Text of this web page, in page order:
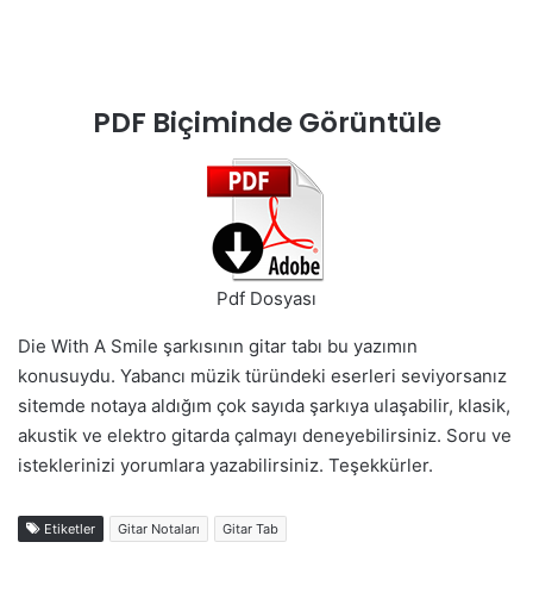
PDF Biçiminde Görüntüle
Pdf Dosyası
Die With A Smile şarkısının gitar tabı bu yazımın
konusuydu. Yabancı müzik türündeki eserleri seviyorsanız
sitemde notaya aldığım çok sayıda şarkıya ulaşabilir, klasik,
akustik ve elektro gitarda çalmayı deneyebilirsiniz. Soru ve
isteklerinizi yorumlara yazabilirsiniz. Teşekkürler.
Etiketler Gitar Notaları Gitar Tab